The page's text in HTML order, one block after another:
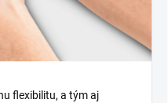
flexibilitu, a tým aj